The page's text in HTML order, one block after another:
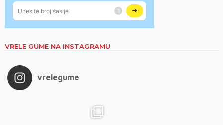
VRELE GUME NA INSTAGRAMU
vrelegume